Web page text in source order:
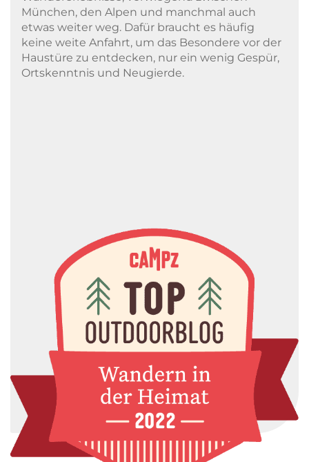
München, den Alpen und manchmal auch
etwas weiter weg. Dafür braucht es häufig
keine weite Anfahrt, um das Besondere vor der
Haustüre zu entdecken, nur ein wenig Gespür,
Ortskenntnis und Neugierde.